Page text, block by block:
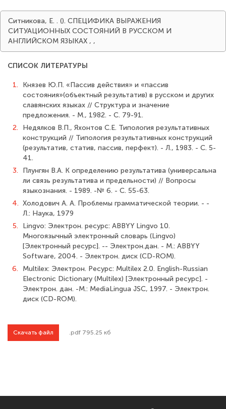
Ситникова, Е. . (). СПЕЦИФИКА ВЫРАЖЕНИЯ
СИТУАЦИОННЫХ СОСТОЯНИЙ В РУССКОМ И
АНГЛИЙСКОМ ЯЗЫКАХ , ,
СПИСОК ЛИТЕРАТУРЫ
1.
Князев Ю.П. «Пассив действия» и «пассив
состояния»(объектный результатив) в русском и других
славянских языках // Структура и значение
предложения. - М., 1982. - С. 79-91.
2.
Недялков В.П., Яхонтов С.Е. Типология результативных
конструкций // Типология результативных конструкций
(результатив, статив, пассив, перфект). - Л., 1983. - С. 5-
41.
3.
Плунгян В.А. К определению результатива (универсальна
ли связь результатива и предельности) // Вопросы
языкознания. - 1989. -№ 6. - С. 55-63.
4. Холодович А. А. Проблемы грамматической теории. - -
Л.: Наука, 1979
5.
Lingvo: Электрон. ресурс: ABBYY Lingvo 10.
Многоязычный электронный словарь (Lingvo)
[Электронный ресурс]. -- Электрон.дан. - М.: ABBYY
Software, 2004. - Электрон. диск (CD-ROM).
6.
Multilex: Электрон. Ресурс: Multilex 2.0. English-Russian
Electronic Dictionary (Multilex) [Электронный ресурс]. -
Электрон. дан. -M.: MediaLingua JSC, 1997. - Электрон.
диск (CD-ROM).
Скачать файл .pdf 795.25 кб